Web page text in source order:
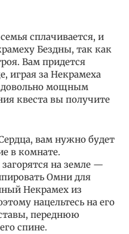
сплачивается, и
Бездны, так как
Вам придется
играя за Некрамеха
довольно мощным
квеста вы получите
вам нужно будет
в комнате.
на земле —
Омни для
Некрамех из
нацельтесь на его
переднюю
спине.